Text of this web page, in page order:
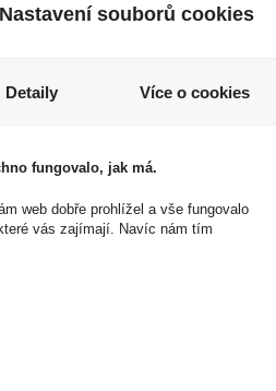
Nastavení souborů cookies
Detaily Více o cookies
fungovalo, jak má.
web dobře prohlížel a vše fungovalo
vás zajímají. Navíc nám tím